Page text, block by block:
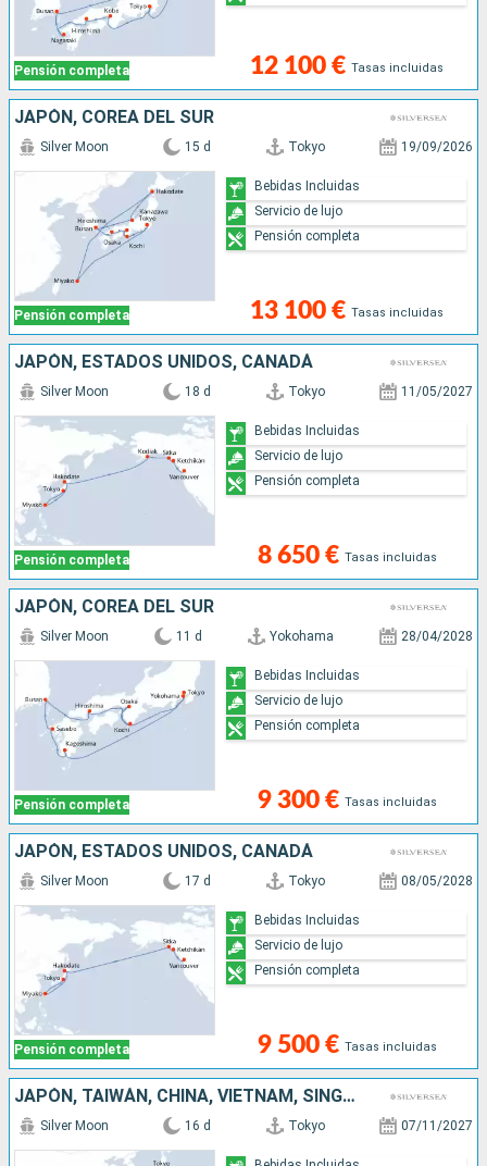
Pensión completa 12 100 € Tasas incluidas
JAPÓN, COREA DEL SUR
Pensión completa
Silver Moon 15 d Tokyo 19/09/2026
13 100 € Tasas incluidas
Bebidas Incluidas
Servicio de lujo
Pensión completa
JAPÓN, ESTADOS UNIDOS, CANADÁ
Pensión completa
Silver Moon 18 d Tokyo 11/05/2027
8 650 € Tasas incluidas
Bebidas Incluidas
Servicio de lujo
Pensión completa
JAPÓN, COREA DEL SUR
Pensión completa
Silver Moon 11 d Yokohama 28/04/2028
9 300 € Tasas incluidas
Bebidas Incluidas
Servicio de lujo
Pensión completa
JAPÓN, ESTADOS UNIDOS, CANADÁ
Pensión completa
Silver Moon 17 d Tokyo 08/05/2028
9 500 € Tasas incluidas
Bebidas Incluidas
Servicio de lujo
Pensión completa
JAPÓN, TAIWÁN, CHINA, VIETNAM, SINGAPUR
Silver Moon 16 d Tokyo 07/11/2027